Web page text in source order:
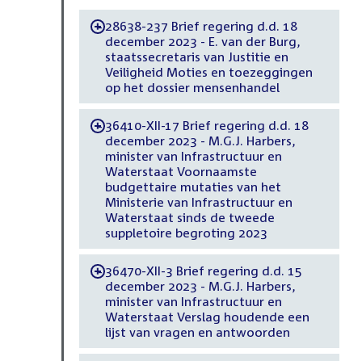
-28638-237 Brief regering d.d. 18
december 2023 - E. van der Burg,
staatssecretaris van Justitie en
Veiligheid Moties en toezeggingen
op het dossier mensenhandel
-36410-XII-17 Brief regering d.d. 18
december 2023 - M.G.J. Harbers,
minister van Infrastructuur en
Waterstaat Voornaamste
budgettaire mutaties van het
Ministerie van Infrastructuur en
Waterstaat sinds de tweede
suppletoire begroting 2023
-36470-XII-3 Brief regering d.d. 15
december 2023 - M.G.J. Harbers,
minister van Infrastructuur en
Waterstaat Verslag houdende een
lijst van vragen en antwoorden